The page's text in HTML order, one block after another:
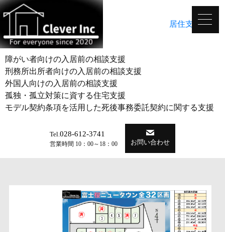
居住支援法人
障がい者向けの入居前の相談支援
刑務所出所者向けの入居前の相談支援
外国人向けの入居前の相談支援
孤独・孤立対策に資する住宅支援
モデル契約条項を活用した死後事務委託契約に関する支援
Tel.028-612-3741
営業時間 10：00～18：00 お問い合わせ